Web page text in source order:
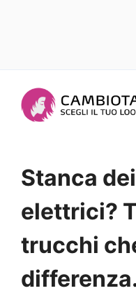
Stanca
elettrici?
trucchi